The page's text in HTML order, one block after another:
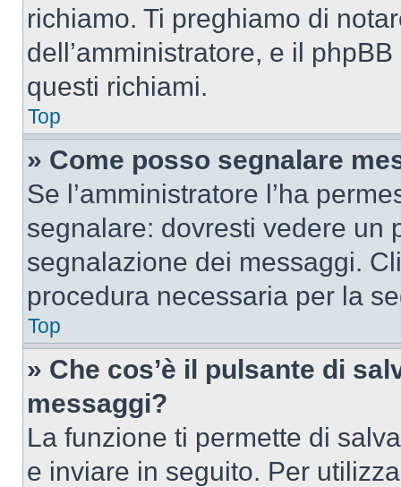
richiamo. Ti preghiamo di
dell’amministratore, e il
questi richiami.
Top
» Come posso segnalare
Se l’amministratore l’ha
segnalare: dovresti vedere un
segnalazione dei messaggi.
procedura necessaria per la
Top
» Che cos’è il pulsante di
messaggi?
La funzione ti permette di
e inviare in seguito. Per